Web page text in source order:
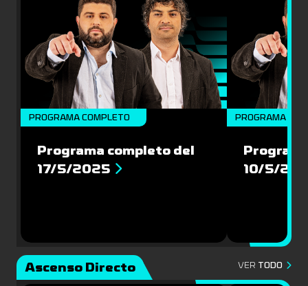
PROGRAMA COMPLETO
Programa completo del
17/5/2025
PROGRAMA
10/5/
Ascenso Directo VER TODO